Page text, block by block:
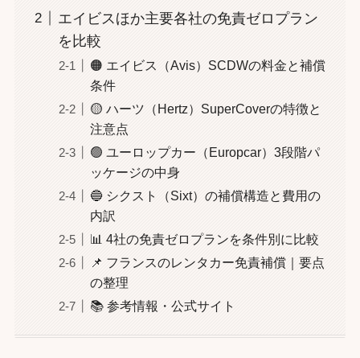
エイビスほか主要各社の免責ゼロプラン
を比較
🟠 エイビス（Avis）SCDWの料金と補償
条件
🟡 ハーツ（Hertz）SuperCoverの特徴と
注意点
🟢 ユーロップカー（Europcar）3段階パ
ッケージの中身
🔵 シクスト（Sixt）の補償構造と費用の
内訳
📊 4社の免責ゼロプランを条件別に比較
📌 フランスのレンタカー免責補償｜要点
の整理
📚 参考情報・公式サイト